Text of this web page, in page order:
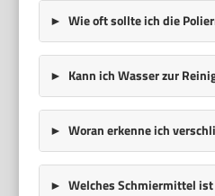
Wie oft sollte ich die
Kann ich Wasser zur
Woran erkenne ich
Welches Schmiermittel